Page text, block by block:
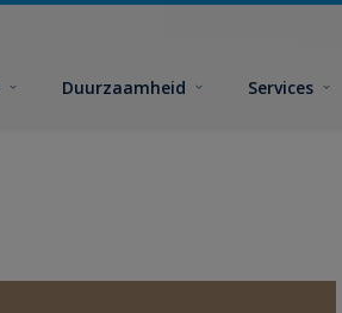
Duurzaamheid Services